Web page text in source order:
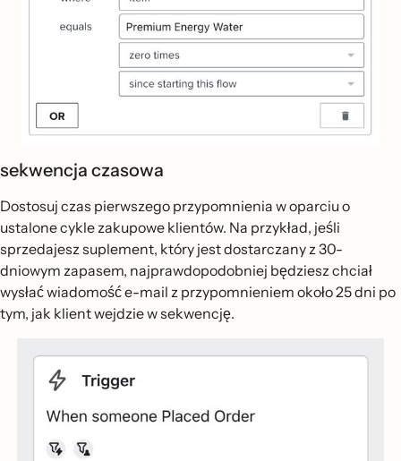
sekwencja czasowa
Dostosuj czas pierwszego przypomnienia w oparciu o
ustalone cykle zakupowe klientów. Na przykład, jeśli
sprzedajesz suplement, który jest dostarczany z 30-
dniowym zapasem, najprawdopodobniej będziesz chciał
wysłać wiadomość e-mail z przypomnieniem około 25 dni po
tym, jak klient wejdzie w sekwencję.